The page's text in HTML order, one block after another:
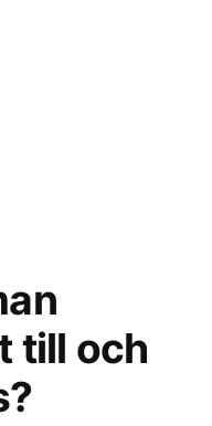
till och